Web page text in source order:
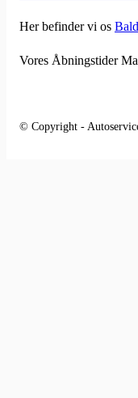
Her befinder vi os
Vores Åbningstider
© Copyright -